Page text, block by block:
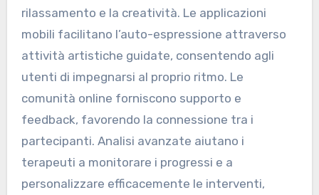
terapia artistica?
La tecnologia sta migliorando i metodi di terapia
artistica integrando strumenti e piattaforme
digitali. La realtà virtuale (VR) immerge gli
individui in ambienti terapeutici, promuovendo il
rilassamento e la creatività. Le applicazioni
mobili facilitano l’auto-espressione attraverso
attività artistiche guidate, consentendo agli